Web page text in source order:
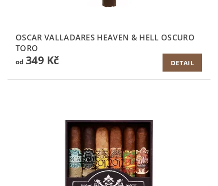
OSCAR VALLADARES HEAVEN & HELL OSCURO
TORO
od349 Kč DETAIL